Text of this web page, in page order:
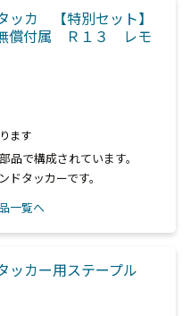
ッカ 【特別セット】
償付属 Ｒ１３ レモ
ます
品で構成されています。
タッカーです。
一覧へ
ッカー用ステープル